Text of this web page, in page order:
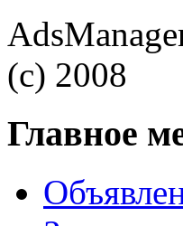
(c) 2008
Главное